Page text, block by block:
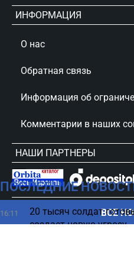
ПОСЛЕДНИЕ
16:11
20 тысяч солдат
создает новую угрозу
ВСЕ
ИНФОРМАЦИЯ
О нас
Обратная связь
Информация об
Комментарии в наших
НАШИ ПАРТНЕРЫ
сursorinfo.co.il © Все